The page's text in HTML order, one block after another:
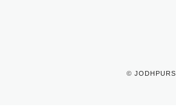
© JODHPURS